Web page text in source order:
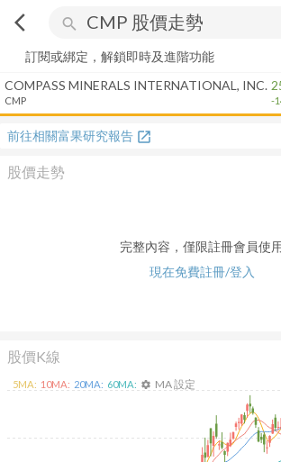
arrow_back_ios search
訂閱或綁定，解鎖即時及進階功能
COMPASS MINERALS INTERNATIONAL, INC.
CMP -
前往相關富果研究報告 open_in_new
股價走勢
完整內容，僅限註冊會員使
現在免費註冊/登入
股價K線
5MA: 10MA: 20MA: 60MA: settings MA 設定